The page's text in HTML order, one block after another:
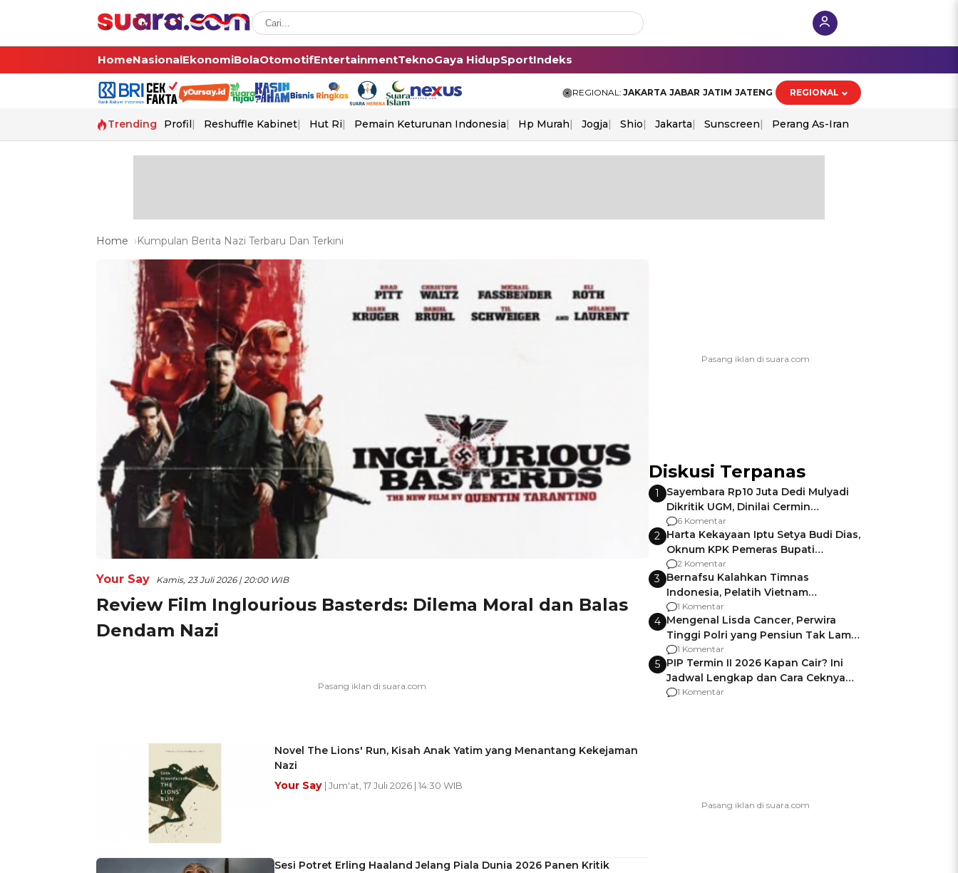
HomeNasionalEkonomiBolaOtomotifEntertainmentTeknoGaya HidupSportIndeks
REGIONAL: JAKARTA JABAR JATIM JATENG REGIONAL
Trending Profil Reshuffle Kabinet Hut Ri Pemain Keturunan Indonesia Hp Murah Jogja Shio Jakarta Sunscreen Perang As-Iran
Home Kumpulan Berita Nazi Terbaru Dan Terkini
Your Say Kamis, 23 Juli 2026 | 20:00 WIB
Review Film Inglourious Basterds: Dilema Moral dan Balas
Dendam Nazi
Novel The Lions' Run, Kisah Anak Yatim yang Menantang Kekejaman
Nazi
Your Say | Jum'at, 17 Juli 2026 | 14:30 WIB
Sesi Potret Erling Haaland Jelang Piala Dunia 2026 Panen Kritik
Diskusi Terpanas
1
Sayembara Rp10 Juta Dedi Mulyadi
Dikritik UGM, Dinilai Cermin
Gagalnya Negara Jamin Keamanan
6 Komentar
2 Harta Kekayaan Iptu Setya Budi Dias,
Oknum KPK Pemeras Bupati
Pemalang
2 Komentar
3 Bernafsu Kalahkan Timnas
Indonesia, Pelatih Vietnam
Berencana Pakai Jimat di Pakansari
1 Komentar
4 Mengenal Lisda Cancer, Perwira
Tinggi Polri yang Pensiun Tak Lama
Usai Jadi Brigjen
1 Komentar
5 PIP Termin II 2026 Kapan Cair? Ini
Jadwal Lengkap dan Cara Ceknya
agar Dana Tidak Hangus!
1 Komentar